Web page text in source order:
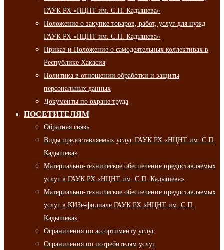
ГАУК РХ «НЦНТ им. С.П. Кадышева»
Положение о закупке товаров, работ, услуг для нужд
ГАУК РХ «НЦНТ им. С.П. Кадышева»
Приказ и Положение о самодеятельных коллективах в
Республике Хакасия
Политика в отношении обработки и защиты
персональных данных
Документы по охране труда
ПОСЕТИТЕЛЯМ
Обратная связь
Виды предоставляемых услуг ГАУК РХ «НЦНТ им. С.П.
Кадышева»
Материально-техническое обеспечение предоставляемых
услуг в ГАУК РХ «НЦНТ им. С.П. Кадышева»
Материально-техническое обеспечение предоставляемых
услуг в КИЗе-филиале ГАУК РХ «НЦНТ им. С.П.
Кадышева»
Ограничения по ассортименту услуг
Ограничения по потребителям услуг